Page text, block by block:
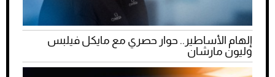
إلهام الأساطير.. حوار حصري مع مايكل فيلبس
وليون مارشان